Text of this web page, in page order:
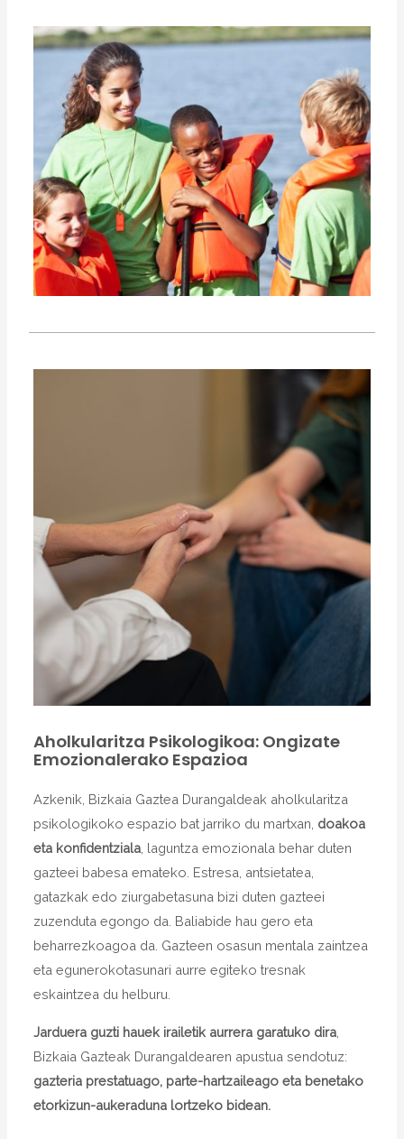
Aholkularitza Psikologikoa: Ongizate
Emozionalerako Espazioa
Azkenik, Bizkaia Gaztea Durangaldeak aholkularitza
psikologikoko espazio bat jarriko du martxan, doakoa
eta konfidentziala , laguntza emozionala behar duten
gazteei babesa emateko. Estresa, antsietatea,
gatazkak edo ziurgabetasuna bizi duten gazteei
zuzenduta egongo da. Baliabide hau gero eta
beharrezkoagoa da. Gazteen osasun mentala zaintzea
eta egunerokotasunari aurre egiteko tresnak
eskaintzea du helburu.
Jarduera guzti hauek irailetik aurrera garatuko dira
Bizkaia Gazteak Durangaldearen apustua sendotuz:
gazteria prestatuago, parte-hartzaileago eta benetako
etorkizun-aukeraduna lortzeko bidean.